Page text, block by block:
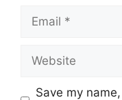
Save my